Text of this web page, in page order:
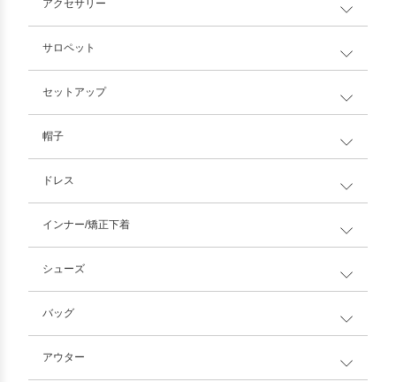
アクセサリー
サロペット
セットアップ
帽子
ドレス
インナー/矯正下着
シューズ
バッグ
アウター